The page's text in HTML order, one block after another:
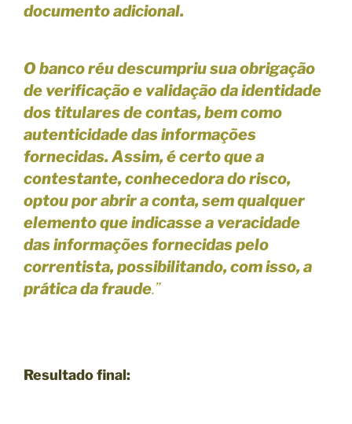
documento adicional.
O banco réu descumpriu sua obrigação
de verificação e validação da identidade
dos titulares de contas, bem como
autenticidade das informações
fornecidas. Assim, é certo que a
contestante, conhecedora do risco,
optou por abrir a conta, sem qualquer
elemento que indicasse a veracidade
das informações fornecidas pelo
correntista, possibilitando, com isso, a
prática da fraude.”
Resultado final: